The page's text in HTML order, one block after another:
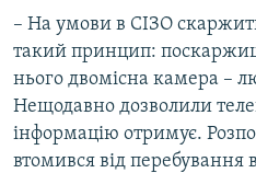
– На умови в СІЗО
такий принцип:
нього двомісна камера –
Нещодавно дозволили
інформацію отримує.
втомився від перебування